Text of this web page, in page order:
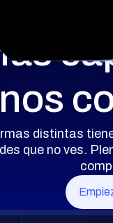
distintas
que no ves.